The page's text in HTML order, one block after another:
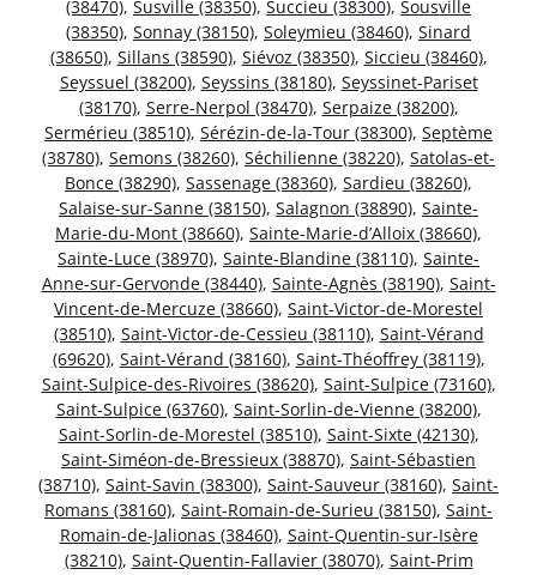
(38470), Susville (38350), Succieu (38300), Sousville
(38350), Sonnay (38150), Soleymieu (38460), Sinard
(38650), Sillans (38590), Siévoz (38350), Siccieu (38460),
Seyssuel (38200), Seyssins (38180), Seyssinet-Pariset
(38170), Serre-Nerpol (38470), Serpaize (38200),
Sermérieu (38510), Sérézin-de-la-Tour (38300), Septème
(38780), Semons (38260), Séchilienne (38220), Satolas-et-
Bonce (38290), Sassenage (38360), Sardieu (38260),
Salaise-sur-Sanne (38150), Salagnon (38890), Sainte-
Marie-du-Mont (38660), Sainte-Marie-d’Alloix (38660),
Sainte-Luce (38970), Sainte-Blandine (38110), Sainte-
Anne-sur-Gervonde (38440), Sainte-Agnès (38190), Saint-
Vincent-de-Mercuze (38660), Saint-Victor-de-Morestel
(38510), Saint-Victor-de-Cessieu (38110), Saint-Vérand
(69620), Saint-Vérand (38160), Saint-Théoffrey (38119),
Saint-Sulpice-des-Rivoires (38620), Saint-Sulpice (73160),
Saint-Sulpice (63760), Saint-Sorlin-de-Vienne (38200),
Saint-Sorlin-de-Morestel (38510), Saint-Sixte (42130),
Saint-Siméon-de-Bressieux (38870), Saint-Sébastien
(38710), Saint-Savin (38300), Saint-Sauveur (38160), Saint-
Romans (38160), Saint-Romain-de-Surieu (38150), Saint-
Romain-de-Jalionas (38460), Saint-Quentin-sur-Isère
(38210), Saint-Quentin-Fallavier (38070), Saint-Prim